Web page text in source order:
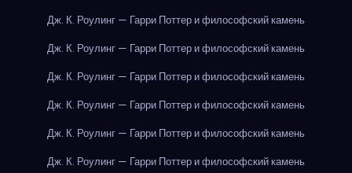
Дж. К. Роулинг — Гарри Поттер и философский камень
Дж. К. Роулинг — Гарри Поттер и философский камень
Дж. К. Роулинг — Гарри Поттер и философский камень
Дж. К. Роулинг — Гарри Поттер и философский камень
Дж. К. Роулинг — Гарри Поттер и философский камень
Дж. К. Роулинг — Гарри Поттер и философский камень